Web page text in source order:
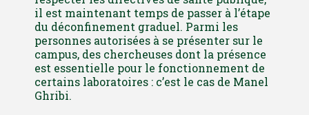
il est maintenant temps de passer à l’étape
du déconfinement graduel. Parmi les
personnes autorisées à se présenter sur le
campus, des chercheuses dont la présence
est essentielle pour le fonctionnement de
certains laboratoires : c’est le cas de Manel
Ghribi.